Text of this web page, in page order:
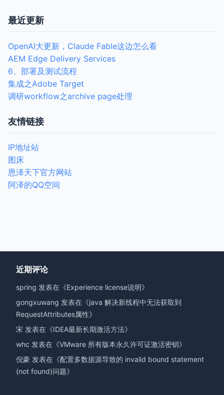
最近更新
OpenAI大更新，Claude Fable这边怎么看
AEM Edge Delivery Services
6、部署及测试流程
集成之Adobe Target
调研workflow之archive page处理
友情链接
IP地址站
图床
恩泽天下官方网站
阿泽的QQ空间
近期评论
spring 发表在《Experience license说明》
gongxuwang 发表在《java 解决新线程中无法获取到
RequestAttributes属性》
宋 发表在《IDEA最新长期激活方法》
whc 发表在《VMware 所有版本永久许可证激活密钥》
倪豪 发表在《配置多数据源导致的 invalid bound statement
(not found)问题》